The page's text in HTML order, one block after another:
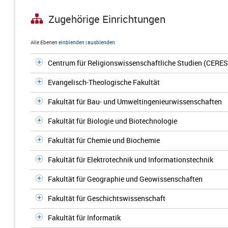
Zugehörige Einrichtungen
Alle Ebenen einblenden |ausblenden
Centrum für Religionswissenschaftliche Studien
Evangelisch-Theologische Fakultät
Fakultät für Bau- und Umweltingenieurwissenschaften
Fakultät für Biologie und Biotechnologie
Fakultät für Chemie und Biochemie
Fakultät für Elektrotechnik und Informationstechnik
Fakultät für Geographie und Geowissenschaften
Fakultät für Geschichtswissenschaft
Fakultät für Informatik